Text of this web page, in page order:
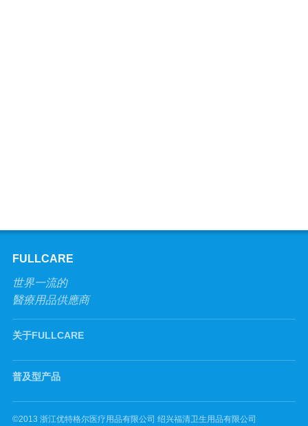
FULLCARE
世界一流的
醫療用品供應商
关于FULLCARE
普及型产品
©2013 浙江优特格尔医疗用品有限公司 绍兴福清卫生用品有限公司